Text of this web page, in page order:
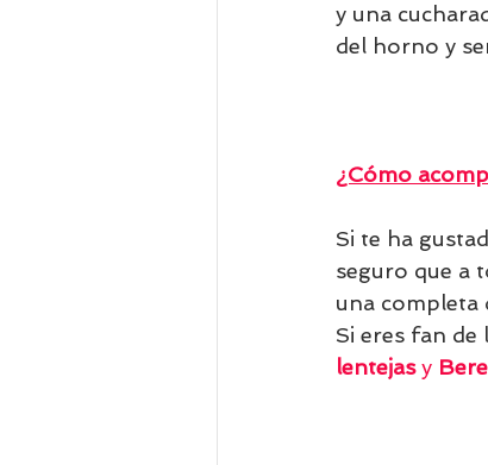
y una
del horno y
¿Cómo
Si te ha
seguro que a
una completa
Si eres fan de
lentejas y